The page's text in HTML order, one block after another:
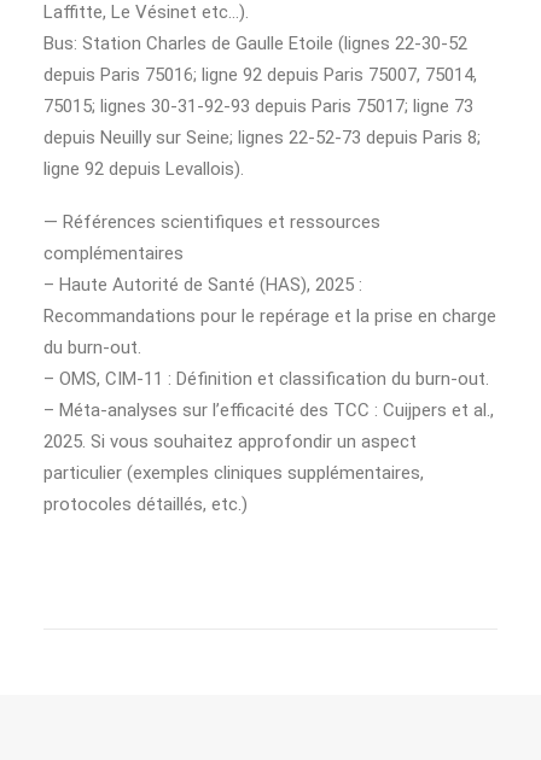
Laffitte, Le Vésinet etc…).
Bus: Station Charles de Gaulle Etoile (lignes 22-30-52
depuis Paris 75016; ligne 92 depuis Paris 75007, 75014,
75015; lignes 30-31-92-93 depuis Paris 75017; ligne 73
depuis Neuilly sur Seine; lignes 22-52-73 depuis Paris 8;
ligne 92 depuis Levallois).
— Références scientifiques et ressources
complémentaires
– Haute Autorité de Santé (HAS), 2025 :
Recommandations pour le repérage et la prise en charge
du burn-out.
– OMS, CIM-11 : Définition et classification du burn-out.
– Méta-analyses sur l’efficacité des TCC : Cuijpers et al.,
2025. Si vous souhaitez approfondir un aspect
particulier (exemples cliniques supplémentaires,
protocoles détaillés, etc.)